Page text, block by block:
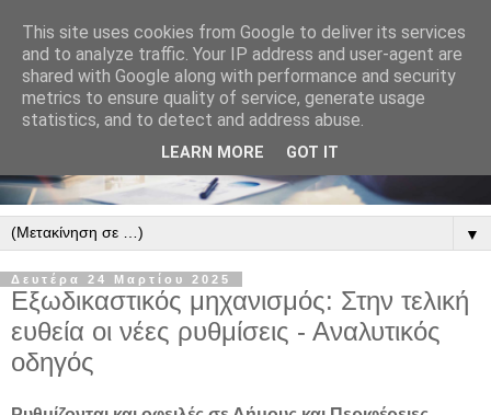
▼
Δευτέρα 24 Μαρτίου 2025
Εξωδικαστικός μηχανισμός: Στην τελική
ευθεία οι νέες ρυθμίσεις - Αναλυτικός
οδηγός
This site uses cookies from Google to deliver its services
and to analyze traffic. Your IP address and user-agent are
shared with Google along with performance and security
metrics to ensure quality of service, generate usage
statistics, and to detect and address abuse.
LEARN MORE GOT IT